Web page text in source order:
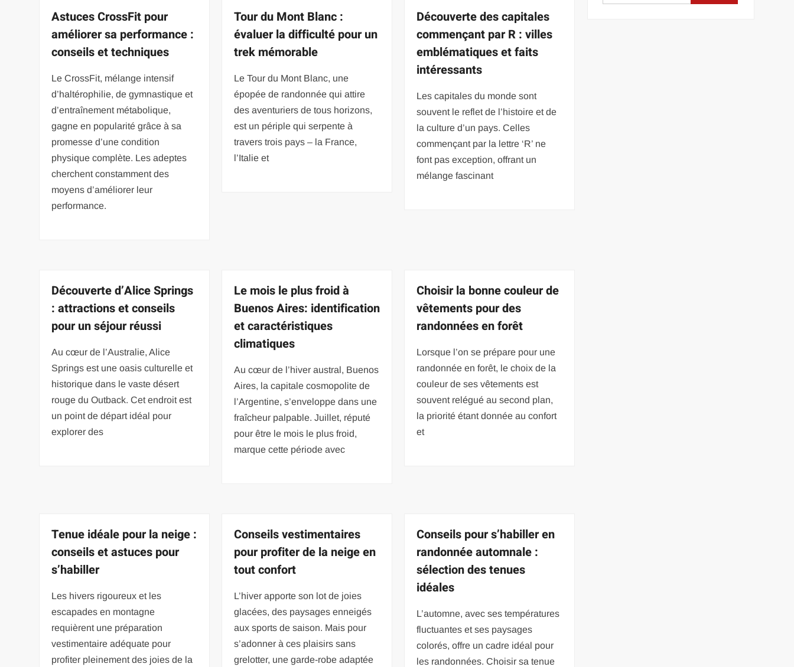
Astuces CrossFit pour
améliorer sa performance :
conseils et techniques
Le CrossFit, mélange intensif
d’haltérophilie, de gymnastique et
d’entraînement métabolique,
gagne en popularité grâce à sa
promesse d’une condition
physique complète. Les adeptes
cherchent constamment des
moyens d’améliorer leur
performance.
Tour du Mont Blanc :
évaluer la difficulté pour un
trek mémorable
Le Tour du Mont Blanc, une
épopée de randonnée qui attire
des aventuriers de tous horizons,
est un périple qui serpente à
travers trois pays – la France,
l’Italie et
Découverte des capitales
commençant par R : villes
emblématiques et faits
intéressants
Les capitales du monde sont
souvent le reflet de l’histoire et de
la culture d’un pays. Celles
commençant par la lettre ‘R’ ne
font pas exception, offrant un
mélange fascinant
Découverte d’Alice Springs
: attractions et conseils
pour un séjour réussi
Au cœur de l’Australie, Alice
Springs est une oasis culturelle et
historique dans le vaste désert
rouge du Outback. Cet endroit est
un point de départ idéal pour
explorer des
Le mois le plus froid à
Buenos Aires: identification
et caractéristiques
climatiques
Au cœur de l’hiver austral, Buenos
Aires, la capitale cosmopolite de
l’Argentine, s’enveloppe dans une
fraîcheur palpable. Juillet, réputé
pour être le mois le plus froid,
marque cette période avec
Choisir la bonne couleur de
vêtements pour des
randonnées en forêt
Lorsque l’on se prépare pour une
randonnée en forêt, le choix de la
couleur de ses vêtements est
souvent relégué au second plan,
la priorité étant donnée au confort
et
Tenue idéale pour la neige :
conseils et astuces pour
s’habiller
Les hivers rigoureux et les
escapades en montagne
requièrent une préparation
vestimentaire adéquate pour
profiter pleinement des joies de la
Conseils vestimentaires
pour profiter de la neige en
tout confort
L’hiver apporte son lot de joies
glacées, des paysages enneigés
aux sports de saison. Mais pour
s’adonner à ces plaisirs sans
grelotter, une garde-robe adaptée
Conseils pour s’habiller en
randonnée automnale :
sélection des tenues
idéales
L’automne, avec ses températures
fluctuantes et ses paysages
colorés, offre un cadre idéal pour
les randonnées. Choisir sa tenue